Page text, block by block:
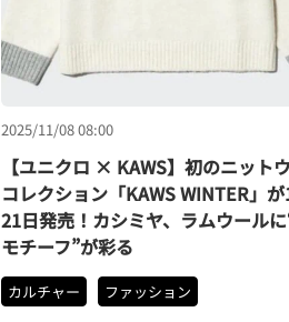
2025/11/08 08:00
【ユニクロ × KAWS】初のニット
コレクション「KAWS WINTER」が
21日発売！カシミヤ、ラムウール
モチーフ”が彩る
カルチャー ファッション